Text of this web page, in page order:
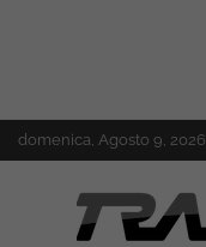
Skip
to
domenica, Agosto 9, 2026